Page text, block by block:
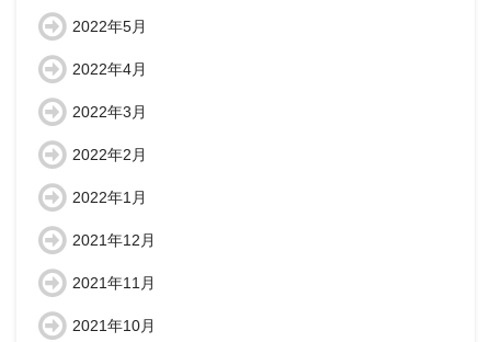
2022年5月
2022年4月
2022年3月
2022年2月
2022年1月
2021年12月
2021年11月
2021年10月